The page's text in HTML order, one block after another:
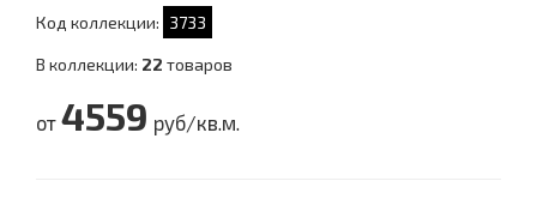
Код коллекции: 3733
В коллекции: 22 товаров
от 4559 руб/кв.м.